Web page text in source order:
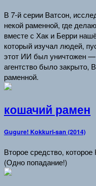
В 7-й серии Ватсон,
некой раменной, где
вместе с Хак и Берри
который изучал людей,
этот ИИ был уничтожен —
агентство было закрыто,
раменной.
кошачий рамен
Gugure! Kokkuri-san (2014)
Второе средство,
(Одно попадание!)